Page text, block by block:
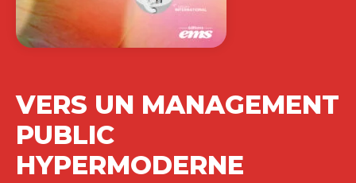
VERS UN MANAGEMENT
PUBLIC
HYPERMODERNE